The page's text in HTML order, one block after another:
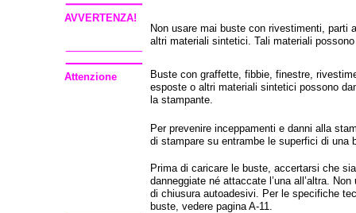
AVVERTENZA!
Non usare mai buste con rivestimenti, parti
altri materiali sintetici. Tali materiali
Attenzione
Buste con graffette, fibbie, finestre,
esposte o altri materiali sintetici possono
la stampante.
Per prevenire inceppamenti e danni alla
di stampare su entrambe le superfici di una
Prima di caricare le buste, accertarsi che
danneggiate né attaccate l’una all’altra.
di chiusura autoadesivi. Per le specifiche
buste, vedere pagina A-11.